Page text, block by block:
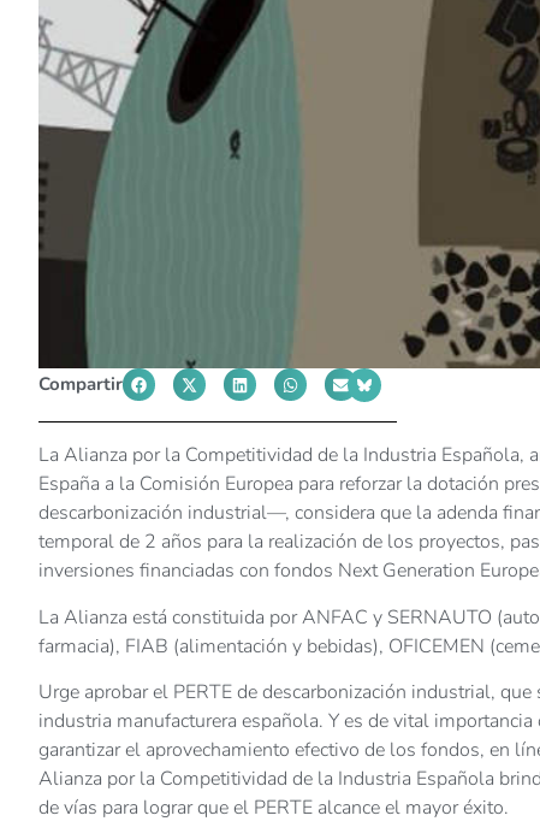
Compartir
La Alianza por la Competitividad de la Industria
España a la Comisión Europea para reforzar la dotación
descarbonización industrial—, considera que la adenda
temporal de 2 años para la realización de los proyectos,
inversiones financiadas con fondos Next Generation
La Alianza está constituida por ANFAC y SERNAUTO
farmacia), FIAB (alimentación y bebidas), OFICEMEN
Urge aprobar el PERTE de descarbonización industrial,
industria manufacturera española. Y es de vital
garantizar el aprovechamiento efectivo de los fondos, en
Alianza por la Competitividad de la Industria Española
de vías para lograr que el PERTE alcance el mayor éxito.